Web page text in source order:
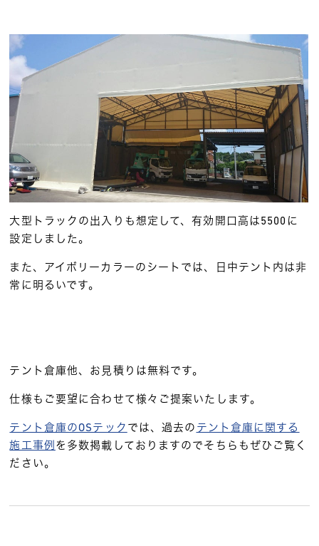
大型トラックの出入りも想定して、有効開口高は5500に
設定しました。
また、アイボリーカラーのシートでは、日中テント内は非
常に明るいです。
テント倉庫他、お見積りは無料です。
仕様もご要望に合わせて様々ご提案いたします。
テント倉庫のOSテック では、過去の テント倉庫に関する
施工事例 を多数掲載しておりますのでそちらもぜひご覧く
ださい。